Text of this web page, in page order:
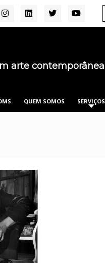
arte contemporânea
QUEM SOMOS SERVIÇOS